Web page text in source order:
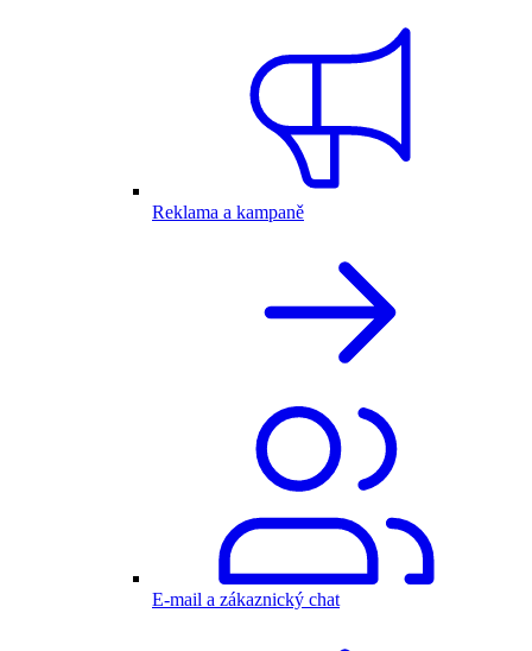
Reklama a kampaně
E-mail a zákaznický chat